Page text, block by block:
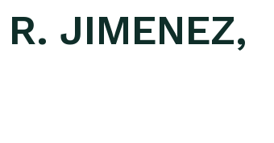
JIMENEZ,